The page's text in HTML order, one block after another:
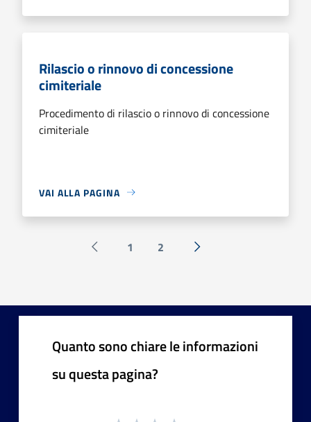
Rilascio o rinnovo di concessione
cimiteriale
Procedimento di rilascio o rinnovo di concessione
cimiteriale
VAI ALLA PAGINA
Pagina precedente
1 2 Successiva »
Quanto sono chiare le informazioni
su questa pagina?